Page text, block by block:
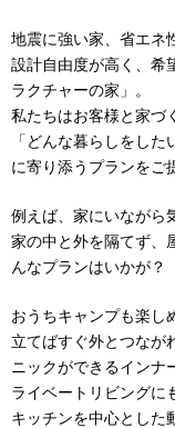
地震に強い家、省エネ
設計自由度が高く、希
ラクチャーの家」。
私たちはお客様と家づ
「どんな暮らしをし
に寄り添うプランをご
例えば、家にいながら
家の中と外を隔てず、
んなプランはいかが？
おうちキャンプも楽し
立てばすぐ外とつなが
ニックができるインナ
ライベートリビングに
キッチンを中心とした